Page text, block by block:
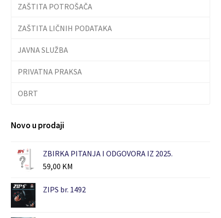
ZAŠTITA POTROŠAČA
ZAŠTITA LIČNIH PODATAKA
JAVNA SLUŽBA
PRIVATNA PRAKSA
OBRT
Novo u prodaji
ZBIRKA PITANJA I ODGOVORA IZ 2025.
59,00 KM
ZIPS br. 1492